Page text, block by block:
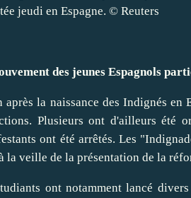
jeudi en Espagne. © Reuters
des jeunes Espagnols
aprèsla naissance des Indignés en
Plusieurs ont d'ailleurs été
ont été arrêtés. Les
la veille de la présentation de la
ont notammentlancé